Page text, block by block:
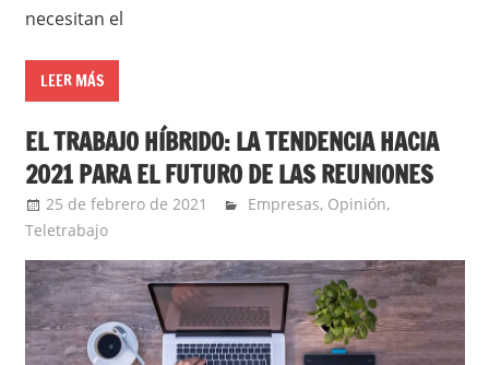
necesitan el
LEER MÁS
EL TRABAJO HÍBRIDO: LA TENDENCIA HACIA
2021 PARA EL FUTURO DE LAS REUNIONES
25 de febrero de 2021 Ernesto Herrera
Empresas, Opinión,
Teletrabajo